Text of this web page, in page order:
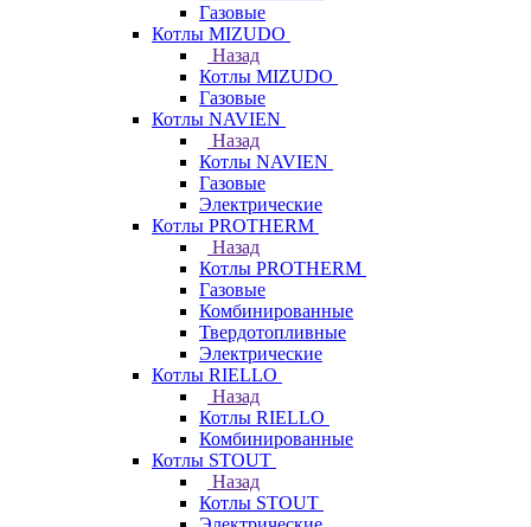
Газовые
Котлы MIZUDO
Назад
Котлы MIZUDO
Газовые
Котлы NAVIEN
Назад
Котлы NAVIEN
Газовые
Электрические
Котлы PROTHERM
Назад
Котлы PROTHERM
Газовые
Комбинированные
Твердотопливные
Электрические
Котлы RIELLO
Назад
Котлы RIELLO
Комбинированные
Котлы STOUT
Назад
Котлы STOUT